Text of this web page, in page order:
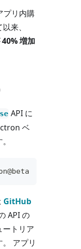
プリ内購
来、
増加
API に
ベ
GitHub
API の
ートリア
アプリ